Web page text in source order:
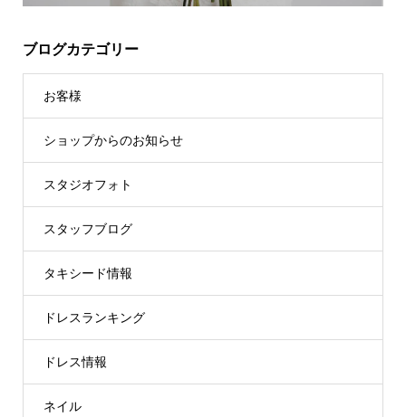
ブログカテゴリー
お客様
ショップからのお知らせ
スタジオフォト
スタッフブログ
タキシード情報
ドレスランキング
ドレス情報
ネイル